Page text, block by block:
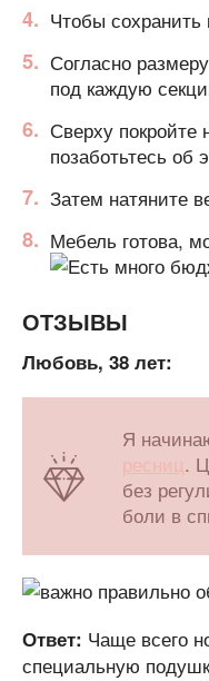
Чтобы сохранить
Согласно
под каждую
Сверху покройте
позаботьтесь об
Затем натяните
Мебель готова,
ОТЗЫВЫ
Любовь, 38 лет:
Я
ресниц.
без
боли в
Ответ: Чаще всего
специальную